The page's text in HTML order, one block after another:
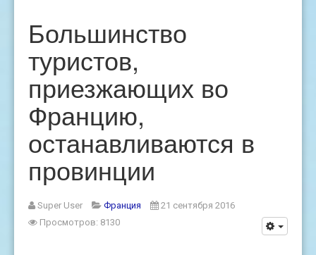
Большинство
туристов,
приезжающих во
Францию,
останавливаются в
провинции
Super User Франция
21 сентября 2016
Просмотров: 8130